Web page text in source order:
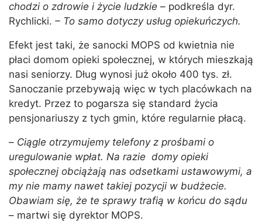
chodzi o zdrowie i życie ludzkie – podkreśla dyr.
Rychlicki. – To samo dotyczy usług opiekuńczych.
Efekt jest taki, że sanocki MOPS od kwietnia nie
płaci domom opieki społecznej, w których mieszkają
nasi seniorzy. Dług wynosi już około 400 tys. zł.
Sanoczanie przebywają więc w tych placówkach na
kredyt. Przez to pogarsza się standard życia
pensjonariuszy z tych gmin, które regularnie płacą.
– Ciągle otrzymujemy telefony z prośbami o
uregulowanie wpłat. Na razie domy opieki
społecznej obciążają nas odsetkami ustawowymi, a
my nie mamy nawet takiej pozycji w budżecie.
Obawiam się, że te sprawy trafią w końcu do sądu
– martwi się dyrektor MOPS.